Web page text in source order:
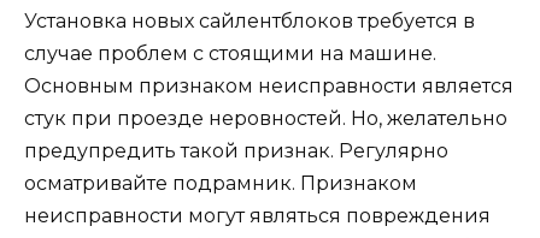
Установка новых сайлентблоков требуется в
случае проблем с стоящими на машине.
Основным признаком неисправности является
стук при проезде неровностей. Но, желательно
предупредить такой признак. Регулярно
осматривайте подрамник. Признаком
неисправности могут являться повреждения